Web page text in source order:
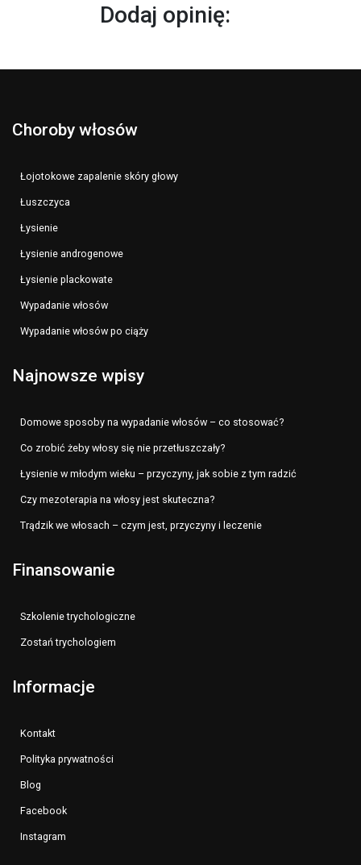
Dodaj opinię:
Choroby włosów
Łojotokowe zapalenie skóry głowy
Łuszczyca
Łysienie
Łysienie androgenowe
Łysienie plackowate
Wypadanie włosów
Wypadanie włosów po ciąży
Najnowsze wpisy
Domowe sposoby na wypadanie włosów – co stosować?
Co zrobić żeby włosy się nie przetłuszczały?
Łysienie w młodym wieku – przyczyny, jak sobie z tym radzić
Czy mezoterapia na włosy jest skuteczna?
Trądzik we włosach – czym jest, przyczyny i leczenie
Finansowanie
Szkolenie trychologiczne
Zostań trychologiem
Informacje
Kontakt
Polityka prywatności
Blog
Facebook
Instagram